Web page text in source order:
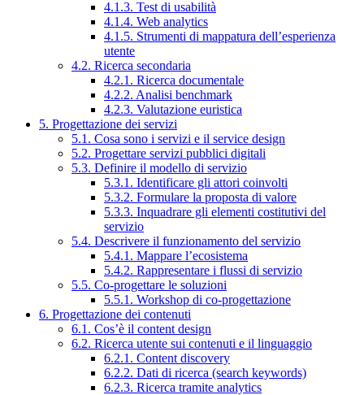
4.1.3. Test di usabilità
4.1.4. Web analytics
4.1.5. Strumenti di mappatura dell’esperienza
utente
4.2. Ricerca secondaria
4.2.1. Ricerca documentale
4.2.2. Analisi benchmark
4.2.3. Valutazione euristica
5. Progettazione dei servizi
5.1. Cosa sono i servizi e il service design
5.2. Progettare servizi pubblici digitali
5.3. Definire il modello di servizio
5.3.1. Identificare gli attori coinvolti
5.3.2. Formulare la proposta di valore
5.3.3. Inquadrare gli elementi costitutivi del
servizio
5.4. Descrivere il funzionamento del servizio
5.4.1. Mappare l’ecosistema
5.4.2. Rappresentare i flussi di servizio
5.5. Co-progettare le soluzioni
5.5.1. Workshop di co-progettazione
6. Progettazione dei contenuti
6.1. Cos’è il content design
6.2. Ricerca utente sui contenuti e il linguaggio
6.2.1. Content discovery
6.2.2. Dati di ricerca (search keywords)
6.2.3. Ricerca tramite analytics